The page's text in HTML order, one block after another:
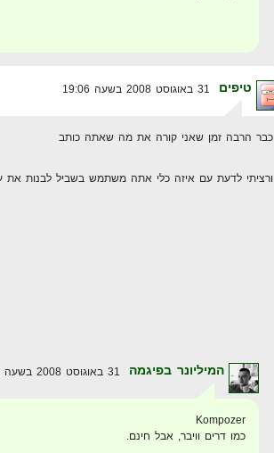
טיפים
כבר הרבה זמן שאני קורה את מה שאתה כותב
ורציתי לדעת עם איזה כלי אתה משתמש בשביל לבנות את
המיליונר בפיגמה
Kompozer
כמו דרים וויבר, אבל חינם.